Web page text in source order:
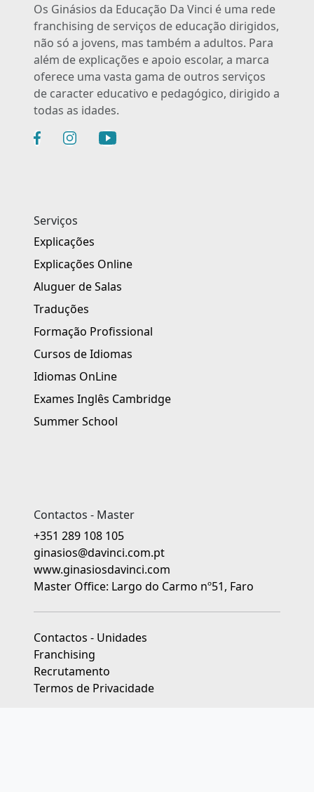
Os Ginásios da Educação Da Vinci é uma rede
franchising de serviços de educação dirigidos,
não só a jovens, mas também a adultos. Para
além de explicações e apoio escolar, a marca
oferece uma vasta gama de outros serviços
de caracter educativo e pedagógico, dirigido a
todas as idades.
Serviços
Explicações
Explicações Online
Aluguer de Salas
Traduções
Formação Profissional
Cursos de Idiomas
Idiomas OnLine
Exames Inglês Cambridge
Summer School
Contactos - Master
+351 289 108 105
ginasios@davinci.com.pt
www.ginasiosdavinci.com
Master Office: Largo do Carmo nº51, Faro
Contactos - Unidades
Franchising
Recrutamento
Termos de Privacidade